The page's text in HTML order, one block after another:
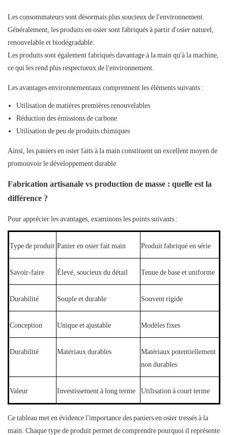
Les consommateurs sont désormais plus soucieux de l'environnement.
Généralement, les produits en osier sont fabriqués à partir d'osier naturel,
renouvelable et biodégradable.
Les produits sont également fabriqués davantage à la main qu'à la machine,
ce qui les rend plus respectueux de l'environnement.
Les avantages environnementaux comprennent les éléments suivants :
Utilisation de matières premières renouvelables
Réduction des émissions de carbone
Utilisation de peu de produits chimiques
Ainsi, les paniers en osier faits à la main constituent un excellent moyen de
promouvoir le développement durable.
Fabrication artisanale vs production de masse : quelle est la
différence ?
Pour apprécier les avantages, examinons les points suivants :
Type de produit Panier en osier fait main Produit fabriqué en série
Savoir-faire Élevé, soucieux du détail Tenue de base et uniforme
Durabilité Souple et durable Souvent rigide
Conception Unique et ajustable Modèles fixes
Durabilité Matériaux durables
Matériaux potentiellement
non durables
Valeur Investissement à long terme Utilisation à court terme
Ce tableau met en évidence l'importance des paniers en osier tressés à la
main. Chaque type de produit permet de comprendre pourquoi il représente